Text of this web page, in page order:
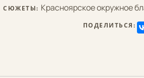
СЮЖЕТЫ: Красноярское окружное
ПОДЕЛИТЬСЯ: